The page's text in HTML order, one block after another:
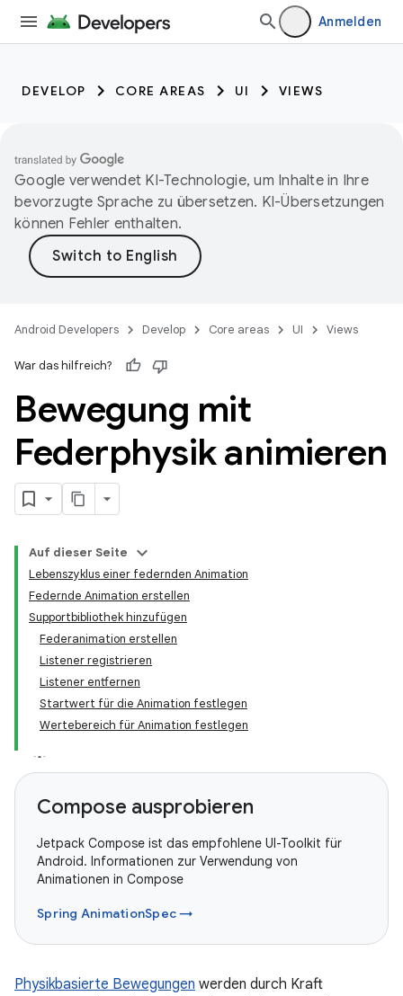
Anmelden
DEVELOP CORE AREAS UI VIEWS
Google verwendet KI-Technologie, um Inhalte in Ihre
bevorzugte Sprache zu übersetzen. KI-Übersetzungen
können Fehler enthalten.
Android Developers Develop Core areas UI Views
War das hilfreich?
Bewegung mit
Federphysik animieren
Auf dieser Seite
Lebenszyklus einer federnden Animation
Federnde Animation erstellen
Supportbibliothek hinzufügen
Federanimation erstellen
Listener registrieren
Listener entfernen
Startwert für die Animation festlegen
Wertebereich für Animation festlegen
Compose ausprobieren
Jetpack Compose ist das empfohlene UI-Toolkit für
Android. Informationen zur Verwendung von
Animationen in Compose
Spring AnimationSpec →
Physikbasierte Bewegungen werden durch Kraft